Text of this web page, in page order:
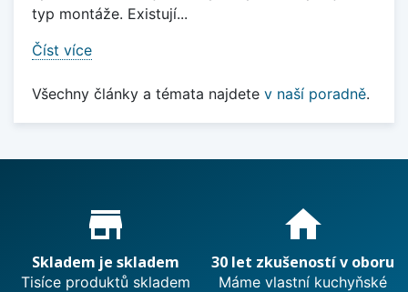
typ montáže. Existují...
Číst více
Všechny články a témata najdete v naší poradně.
Proč nakupovat u nás?
store_mall_directory
Skladem je skladem
Tisíce produktů skladem
home
30 let zkušeností v oboru
Máme vlastní kuchyňské